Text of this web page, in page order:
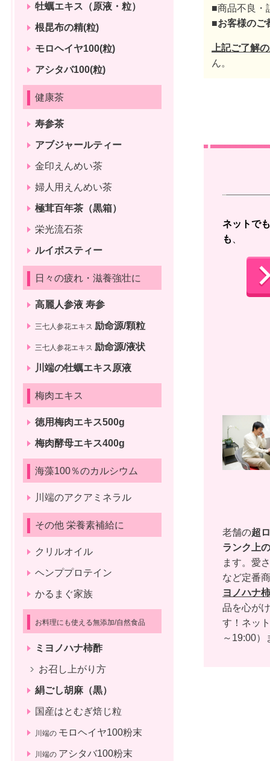
■商品不良・
■お客様のご
上記ご了解
ん。
ネットで
も
老舗の超
ランク上
ます。愛
など定番
ヨノハナ
品を心が
す！ネッ
～19:00）
牡蠣エキス（原液・粒）
根昆布の精(粒)
モロヘイヤ100(粒)
アシタバ100(粒)
健康茶
寿参茶
アブジャールティー
金印えんめい茶
婦人用えんめい茶
極茸百年茶（黒箱）
栄光流石茶
ルイボスティー
日々の疲れ・滋養強壮に
高麗人参液 寿参
三七人参花エキス 励命源/顆粒
三七人参花エキス 励命源/液状
川端の牡蠣エキス原液
梅肉エキス
徳用梅肉エキス500g
梅肉酵母エキス400g
海藻100％のカルシウム
川端のアクアミネラル
その他 栄養素補給に
クリルオイル
ヘンププロテイン
かるまぐ家族
お料理にも使える無添加/自然食品
ミヨノハナ柿酢
お召し上がり方
絹ごし胡麻（黒）
国産はとむぎ焙じ粒
川端の モロヘイヤ100粉末
川端の アシタバ100粉末